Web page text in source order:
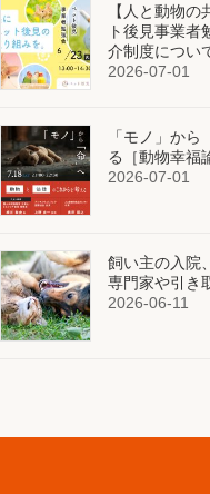
【人と動物
ト後見事業者
介制度につい
2026-07-01
「モノ」か
る［動物幸福
2026-07-01
飼い主の入院
専門家や引き
2026-06-11